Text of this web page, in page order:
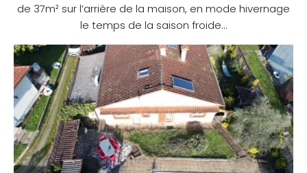
de 37m² sur l’arrière de la maison, en mode hivernage
le temps de la saison froide…